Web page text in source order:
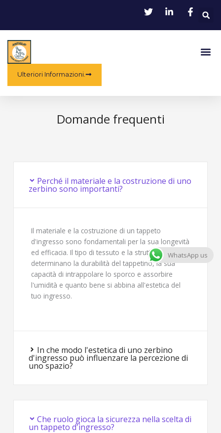
Ulteriori Informazioni.
Domande frequenti
Perché il materiale e la costruzione di uno
zerbino sono importanti?
Il materiale e la costruzione di un tappeto
d'ingresso sono fondamentali per la sua longevità
ed efficacia. Il tipo di tessuto e la struttura
determinano la durabilità del tappetino, la sua
capacità di intrappolare lo sporco e assorbire
l'umidità e quanto bene si abbina all'estetica del
tuo ingresso.
In che modo l'estetica di uno zerbino
d'ingresso può influenzare la percezione di
uno spazio?
Che ruolo gioca la sicurezza nella scelta di
un tappeto d'ingresso?
WhatsApp us